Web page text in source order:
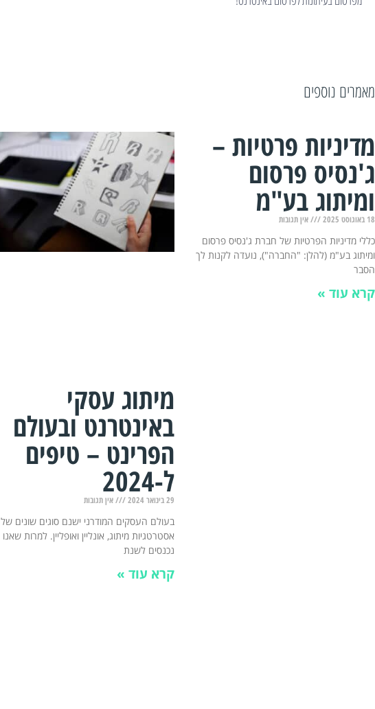
מאמרים נוספים
מדיניות פרטיות –
ג'נסיס פרסום
ומיתוג בע"מ
18 באוגוסט 2025 אין תגובות
כללי מדיניות הפרטיות של חברת ג'נסיס פרסום
ומיתוג בע"מ (להלן: "החברה"), נועדה לקנות לך
הסבר
קרא עוד »
מיתוג עסקי
באינטרנט ובעולם
הפרינט – טיפים
ל-2024
29 בינואר 2024 אין תגובות
בעולם העסקים המודרני ישנם סוגים שונים של
אסטרטגיות מיתוג, אונליין ואופליין. למרות שאנו
נכנסים לשנת
קרא עוד »